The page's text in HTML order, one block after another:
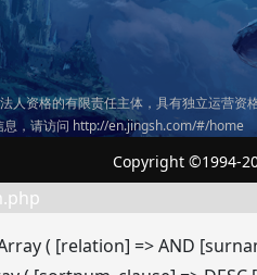
资格的有限责任主体，具有独立运营资
，请访问 http://en.jingsh.com/#/home
Copyright ©1994-
( [relation] => AND